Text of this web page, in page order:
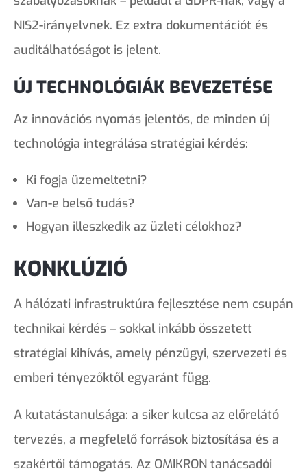
NIS2-irányelvnek. Ez extra dokumentációt és
auditálhatóságot is jelent.
ÚJ TECHNOLÓGIÁK BEVEZETÉSE
Az innovációs nyomás jelentős, de minden új
technológia integrálása stratégiai kérdés:
Ki fogja üzemeltetni?
Van-e belső tudás?
Hogyan illeszkedik az üzleti célokhoz?
KONKLÚZIÓ
A hálózati infrastruktúra fejlesztése nem csupán
technikai kérdés – sokkal inkább összetett
stratégiai kihívás, amely pénzügyi, szervezeti és
emberi tényezőktől egyaránt függ.
A kutatástanulsága: a siker kulcsa az előrelátó
tervezés, a megfelelő források biztosítása és a
szakértői támogatás. Az OMIKRON tanácsadói